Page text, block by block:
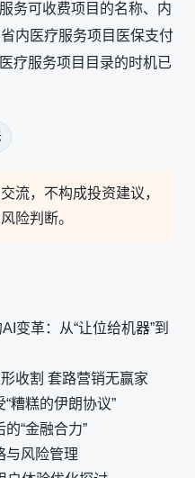
务可收费项目的名称、内
内医疗服务项目医保支付
疗服务项目目录的时机已
流，不构成投资建议，
险判断。
变革：从“让位给机器”到
收割 套路营销无赢家
糟糕的伊朗协议”
“金融合力”
与风险管理